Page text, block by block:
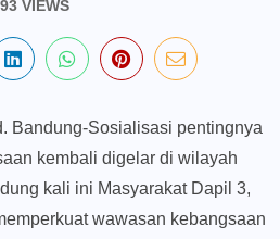
VIEWS
Bandung-Sosialisasi pentingnya
kembali digelar di wilayah
kali ini Masyarakat Dapil 3,
wawasan kebangsaan